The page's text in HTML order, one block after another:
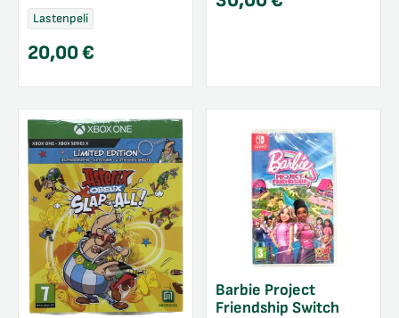
Lastenpeli
20,00€
Barbie Project
Friendship Switch